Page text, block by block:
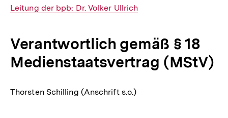
Link:
Interner
Leitung der bpb: Dr. Volker Ullrich
Verantwortlich gemäß § 18
Medienstaatsvertrag (MStV)
Thorsten Schilling (Anschrift s.o.)